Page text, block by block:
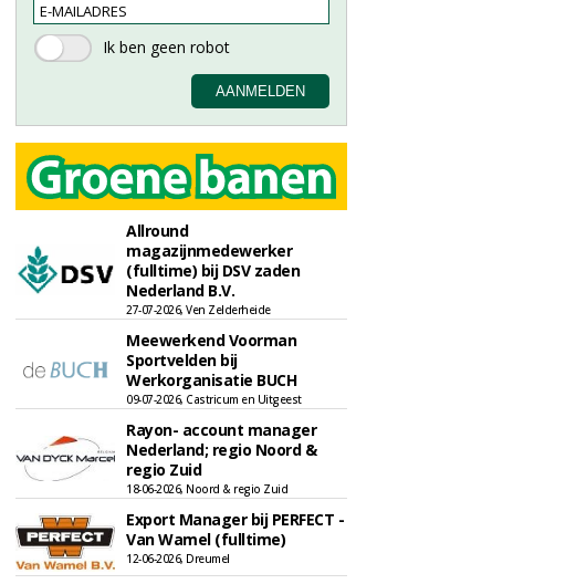
Allround
magazijnmedewerker
(fulltime) bij DSV zaden
Nederland B.V.
27-07-2026, Ven Zelderheide
Meewerkend Voorman
Sportvelden bij
Werkorganisatie BUCH
09-07-2026, Castricum en Uitgeest
Rayon- account manager
Nederland; regio Noord &
regio Zuid
18-06-2026, Noord & regio Zuid
Export Manager bij PERFECT -
Van Wamel (fulltime)
12-06-2026, Dreumel